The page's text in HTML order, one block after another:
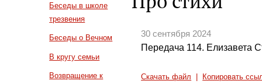
Беседы в школе
трезвения
Беседы о Вечном
В кругу семьи
Возвращение к
30 сентября 2024
Передача 114. Елизавета
Скачать файл Копировать